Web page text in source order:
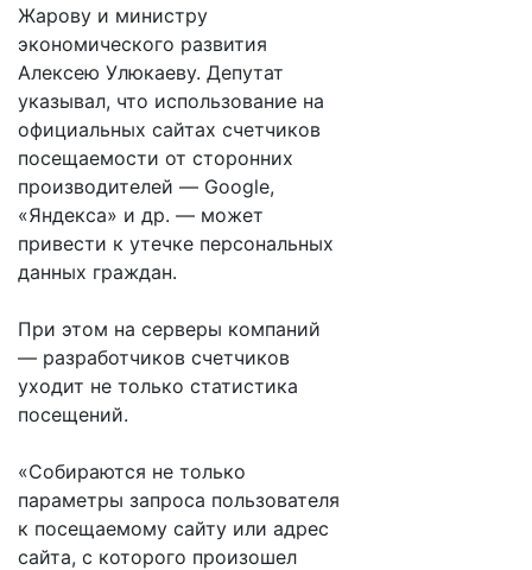
Жарову и министру
экономического развития
Алексею Улюкаеву. Депутат
указывал, что использование на
официальных сайтах счетчиков
посещаемости от сторонних
производителей — Google,
«Яндекса» и др. — может
привести к утечке персональных
данных граждан.
При этом на серверы компаний
— разработчиков счетчиков
уходит не только статистика
посещений.
«Собираются не только
параметры запроса пользователя
к посещаемому сайту или адрес
сайта, с которого произошел